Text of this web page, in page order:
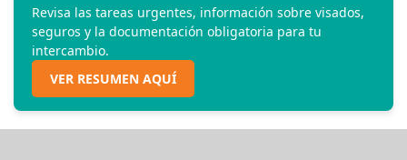
Revisa las tareas urgentes, información sobre visados,
seguros y la documentación obligatoria para tu
intercambio.
VER RESUMEN AQUÍ